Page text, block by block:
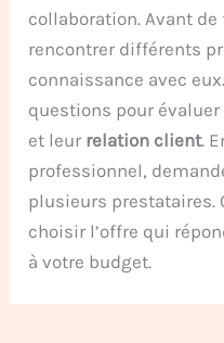
collaboration. Avant
rencontrer différents
connaissance avec
questions pour
et leur relation client.
professionnel,
plusieurs prestataires.
choisir l’offre qui
à votre budget.